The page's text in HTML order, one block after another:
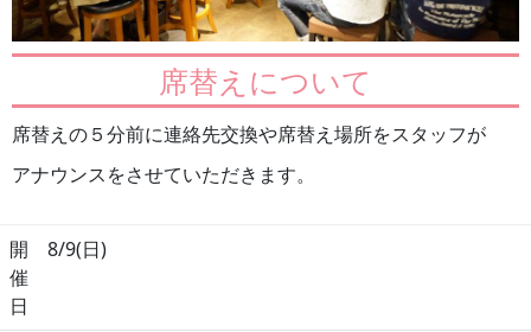
席替えについて
席替えの５分前に連絡先交換や席替え場所をスタッフが
アナウンスをさせていただきます。
開
催
日
8/9(日)